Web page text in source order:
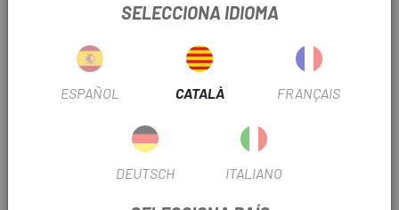
Textura més suau i uniforme: Ara totes las Glucobar tenen
una textura més homogènia entre sabors, facilitant la
masticació fins i tot quan el pols va alt.
Es desfà fàcilment a la boca: Textura pasta de fruits,
pensada perquè la ingesta sigui més còmoda en situacions
Recobriment exterior: Totes las barretes compten amb
recobriment, cosa que evita que s'enganxin i facilita la seva
SELECCIONA IDIOMA
ESPAÑOL CATALÀ FRANÇAIS
DEUTSCH ITALIANO